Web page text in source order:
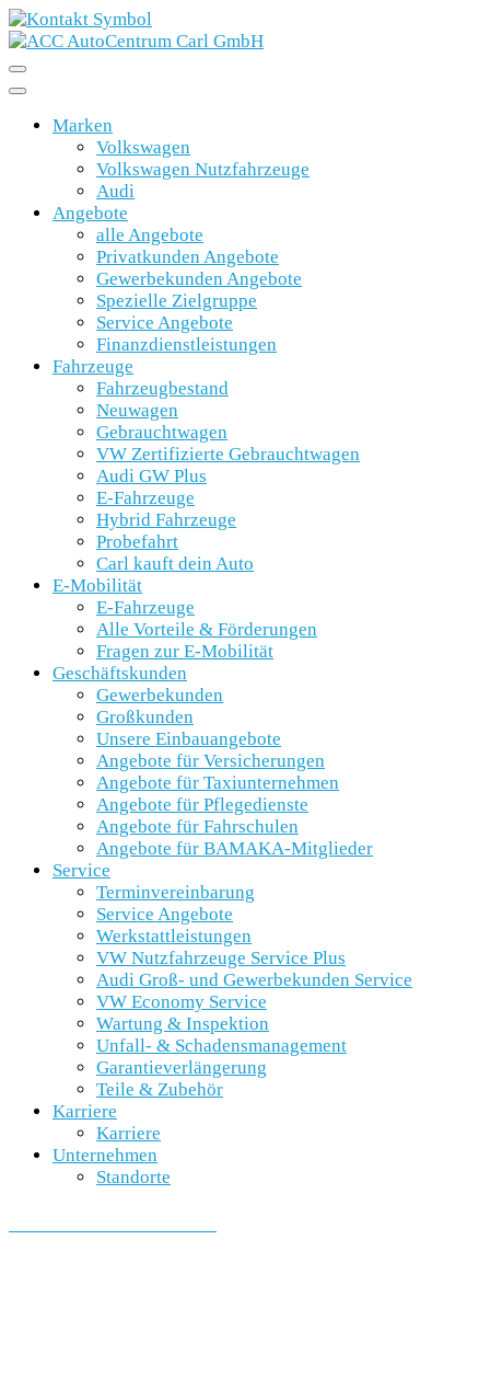
Marken
Volkswagen
Volkswagen Nutzfahrzeuge
Audi
Angebote
alle Angebote
Privatkunden Angebote
Gewerbekunden Angebote
Spezielle Zielgruppe
Service Angebote
Finanzdienstleistungen
Fahrzeuge
Fahrzeugbestand
Neuwagen
Gebrauchtwagen
VW Zertifizierte Gebrauchtwagen
Audi GW Plus
E-Fahrzeuge
Hybrid Fahrzeuge
Probefahrt
Carl kauft dein Auto
E-Mobilität
E-Fahrzeuge
Alle Vorteile & Förderungen
Fragen zur E-Mobilität
Geschäftskunden
Gewerbekunden
Großkunden
Unsere Einbauangebote
Angebote für Versicherungen
Angebote für Taxiunternehmen
Angebote für Pflegedienste
Angebote für Fahrschulen
Angebote für BAMAKA-Mitglieder
Service
Terminvereinbarung
Service Angebote
Werkstattleistungen
VW Nutzfahrzeuge Service Plus
Audi Groß- und Gewerbekunden Service
VW Economy Service
Wartung & Inspektion
Unfall- & Schadensmanagement
Garantieverlängerung
Teile & Zubehör
Karriere
Karriere
Unternehmen
Standorte